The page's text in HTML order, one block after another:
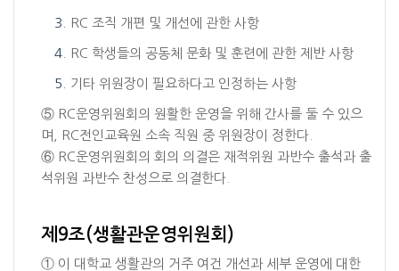
RC 조직 개편 및 개선에 관한 사항
RC 학생들의 공동체 문화 및 훈련에 관한 제반 사항
기타 위원장이 필요하다고 인정하는 사항
⑤ RC운영위원회의 원활한 운영을 위해 간사를 둘 수 있으
며, RC전인교육원 소속 직원 중 위원장이 정한다.
⑥ RC운영위원회의 회의 의결은 재적위원 과반수 출석과 출
석위원 과반수 찬성으로 의결한다.
제9조(생활관운영위원회)
① 이 대학교 생활관의 거주 여건 개선과 세부 운영에 대한